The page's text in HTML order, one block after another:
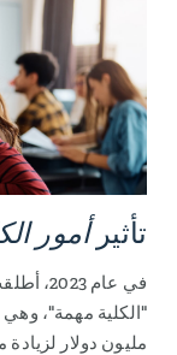
تأثيرأمور
في عام
مليون دولار لزيادة